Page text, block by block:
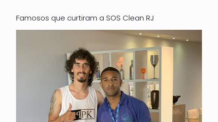
Famosos que curtiram a SOS Clean RJ